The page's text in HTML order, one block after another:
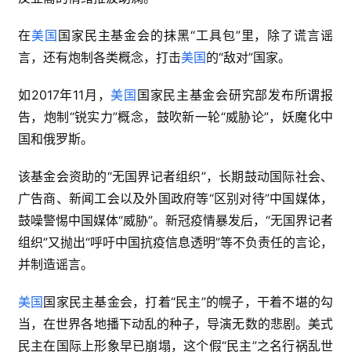
在美国 国家民主基金会的抹黑“工具包”里，除了谎言谣
言，还有炮制各类概念，打击美国的“敌对”国家。
如2017年11月，美国 国家民主基金会研究部发布所谓报
告，炮制“锐实力”概念，鼓吹新一轮“威胁论”，妖魔化中
国和俄罗斯。
该基金会资助的“无国界记者组织”，长期鼓动国际社会、
广告商、新闻工会以及外国政府等“区别对待”中国媒体，
鼓噪警惕中国媒体“威胁”。新冠疫情暴发后，“无国界记者
组织”又抛出“呼吁中国抗疫信息透明”等不负责任的言论，
并制造谣言。
美国 国家民主基金会，打着“民主”的幌子，干着不堪的勾
当，在世界各地播下动乱的种子，导演无数的悲剧。美式
民主在国际上形象早已崩塌，这个假“民主”之名行祸乱世